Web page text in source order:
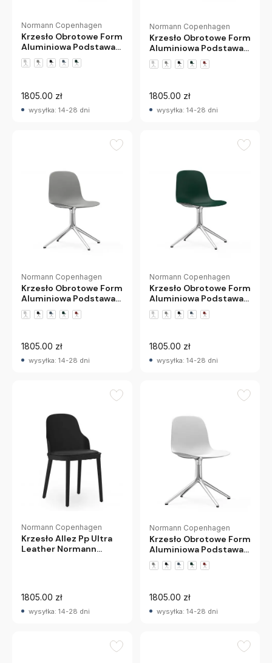
Normann Copenhagen
Krzesło Obrotowe Form
Aluminiowa Podstawa
Czerwone Normann
Copenhagen
1805.00 zł
wysyłka: 14-28 dni
Normann Copenhagen
Krzesło Obrotowe Form
Aluminiowa Podstawa
Niebieskie Normann
Copenhagen
1805.00 zł
wysyłka: 14-28 dni
Normann Copenhagen
Krzesło Obrotowe Form
Aluminiowa Podstawa
Szare Normann
Copenhagen
1805.00 zł
wysyłka: 14-28 dni
Normann Copenhagen
Krzesło Obrotowe Form
Aluminiowa Podstawa
Zielone Normann
Copenhagen
1805.00 zł
wysyłka: 14-28 dni
Normann Copenhagen
Krzesło Allez Pp Ultra
Leather Normann
1805.00 zł
wysyłka: 14-28 dni
Normann Copenhagen
Krzesło Obrotowe Form
Aluminiowa Podstawa
Białe Normann
Copenhagen
1805.00 zł
wysyłka: 14-28 dni